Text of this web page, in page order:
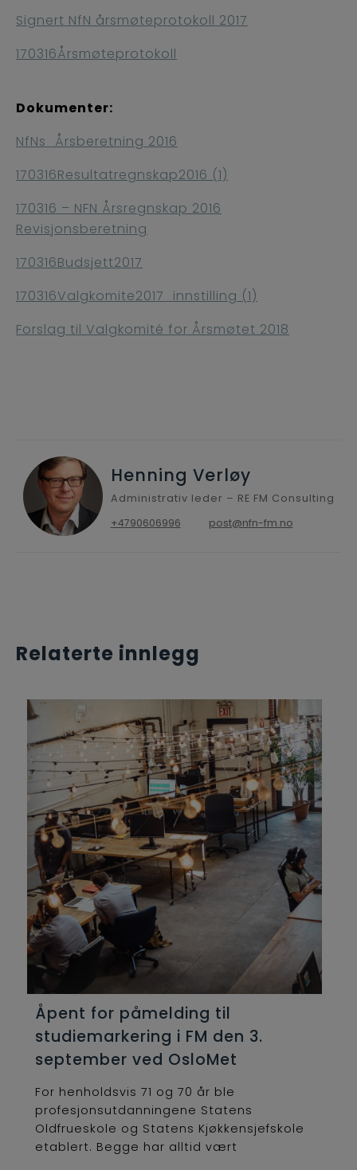
Signert NfN årsmøteprotokoll 2017
170316Årsmøteprotokoll
Dokumenter:
NfNs_Årsberetning 2016
170316Resultatregnskap2016 (1)
170316 – NFN Årsregnskap 2016
Revisjonsberetning
170316Budsjett2017
170316Valgkomite2017_innstilling (1)
Forslag til Valgkomité for Årsmøtet 2018
Henning Verløy
Administrativ leder – RE FM Consulting
+4790606996
post@nfn-fm.no
Relaterte innlegg
Åpent for påmelding til
studiemarkering i FM den 3.
september ved OsloMet
For henholdsvis 71 og 70 år ble
profesjonsutdanningene Statens
Oldfrueskole og Statens Kjøkkensjefskole
etablert. Begge har alltid vært